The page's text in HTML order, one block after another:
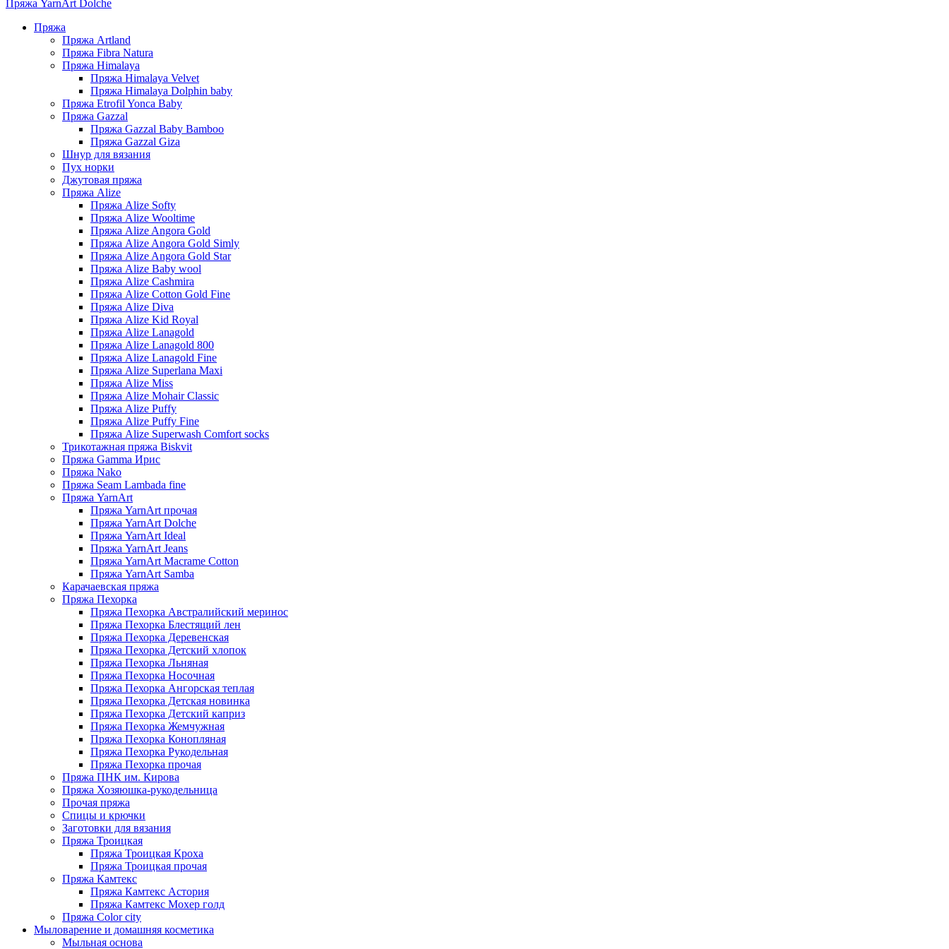
Пряжа YarnArt Dolche
Пряжа
Пряжа Artland
Пряжа Fibra Natura
Пряжа Himalaya
Пряжа Himalaya Velvet
Пряжа Himalaya Dolphin baby
Пряжа Etrofil Yonca Baby
Пряжа Gazzal
Пряжа Gazzal Baby Bamboo
Пряжа Gazzal Giza
Шнур для вязания
Пух норки
Джутовая пряжа
Пряжа Alize
Пряжа Alize Softy
Пряжа Alize Wooltime
Пряжа Alize Angora Gold
Пряжа Alize Angora Gold Simly
Пряжа Alize Angora Gold Star
Пряжа Alize Baby wool
Пряжа Alize Cashmira
Пряжа Alize Cotton Gold Fine
Пряжа Alize Diva
Пряжа Alize Kid Royal
Пряжа Alize Lanagold
Пряжа Alize Lanagold 800
Пряжа Alize Lanagold Fine
Пряжа Alize Superlana Maxi
Пряжа Alize Miss
Пряжа Alize Mohair Classic
Пряжа Alize Puffy
Пряжа Alize Puffy Fine
Пряжа Alize Superwash Comfort socks
Трикотажная пряжа Biskvit
Пряжа Gamma Ирис
Пряжа Nako
Пряжа Seam Lambada fine
Пряжа YarnArt
Пряжа YarnArt прочая
Пряжа YarnArt Dolche
Пряжа YarnArt Ideal
Пряжа YarnArt Jeans
Пряжа YarnArt Macrame Cotton
Пряжа YarnArt Samba
Карачаевская пряжа
Пряжа Пехорка
Пряжа Пехорка Австралийский меринос
Пряжа Пехорка Блестящий лен
Пряжа Пехорка Деревенская
Пряжа Пехорка Детский хлопок
Пряжа Пехорка Льняная
Пряжа Пехорка Носочная
Пряжа Пехорка Ангорская теплая
Пряжа Пехорка Детская новинка
Пряжа Пехорка Детский каприз
Пряжа Пехорка Жемчужная
Пряжа Пехорка Конопляная
Пряжа Пехорка Рукодельная
Пряжа Пехорка прочая
Пряжа ПНК им. Кирова
Пряжа Хозяюшка-рукодельница
Прочая пряжа
Спицы и крючки
Заготовки для вязания
Пряжа Троицкая
Пряжа Троицкая Кроха
Пряжа Троицкая прочая
Пряжа Камтекс
Пряжа Камтекс Астория
Пряжа Камтекс Мохер голд
Пряжа Color city
Мыловарение и домашняя косметика
Мыльная основа